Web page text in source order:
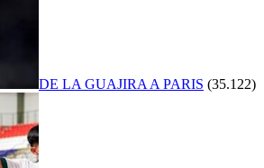
DE LA GUAJIRA A PARIS (35.122)